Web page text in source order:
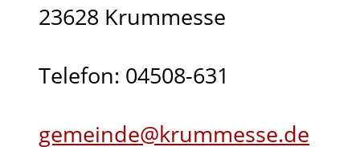
23628 Krummesse
Telefon: 04508-631
gemeinde@krummesse.de